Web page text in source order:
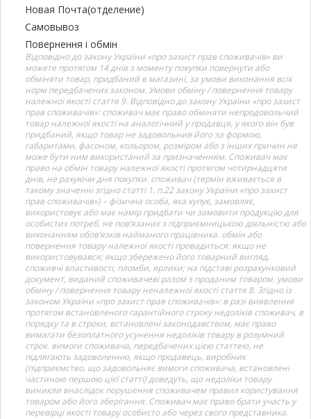
Новая Почта(отделение)
Самовывоз
Повернення і обмін
Відповідно до закону України «про захист прав споживачів» ви
можете протягом 14 днів з моменту покупки повернути або
обміняти товар, придбаний в магазині, за умови виконання всіх
норм передбачених законом. Умови обміну / повернення товару
належної якості стаття 9. Відповідно до закону України «про захист
прав споживачів»: споживач має право обміняти непродовольчий
товар належної якості на аналогічний у продавця, у якого він був
придбаний, якщо товар не задовольнив його за формою,
габаритами, фасоном, кольором, розміром або з інших причин не
може бути ним використаний за призначенням. Споживач має
право на обмін товару належної якості протягом чотирнадцяти
днів, не рахуючи дня покупки. споживач (термін вживається в
такому значенні згідно статті 1. п.22 закону України «про захист
прав споживачів») – фізична особа, яка купує, замовляє,
використовує або має намір придбати чи замовити продукцію для
особистих потреб, не пов’язаних з підприємницькою діяльністю або
виконанням обов’язків найманого працівника. обмін або
повернення товару належної якості провадиться: якщо не
використовувався; якщо збережено його товарний вигляд,
споживчі властивості, пломби, ярлики; на підставі розрахунковий
документ, виданий споживачеві разом з проданим товаром. умови
обміну / повернення товару неналежної якості стаття 8. Згідно із
законом України «про захист прав споживачів»: в разі виявлення
протягом встановленого гарантійного строку недоліків споживач, в
порядку та в строки, встановлені законодавством, має право
вимагати безоплатного усунення недоліків товару в розумний
строк. вимоги споживача, передбачених цією статтею, не
підлягають задоволенню, якщо продавець, виробник
(підприємство, що задовольняє вимоги споживача, встановлені
частиною першою цієї статті) доведуть, що недоліки товару
виникли внаслідок порушення споживачем правил користування
товаром або його зберігання. Споживач має право брати участь у
перевірці якості товару особисто або через свого представника.